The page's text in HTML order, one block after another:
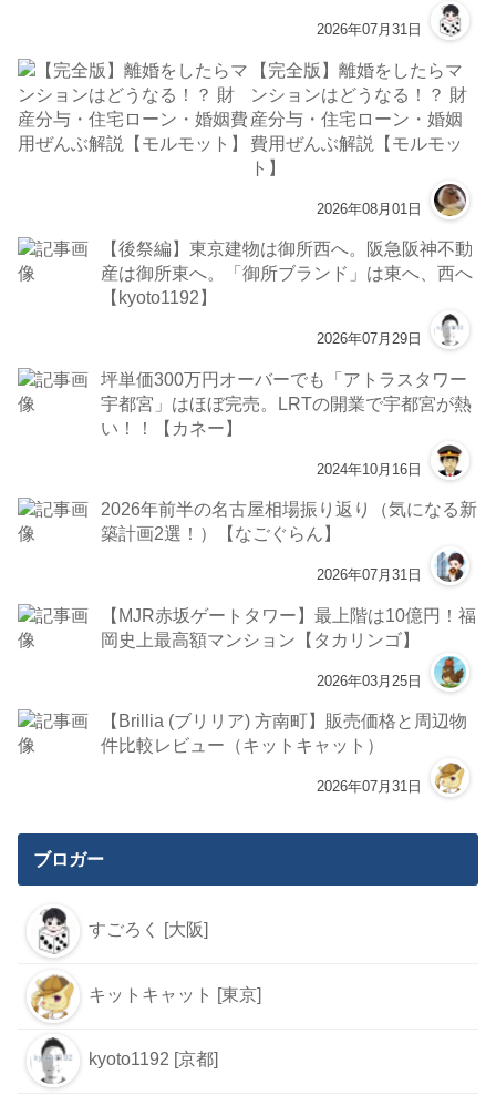
2026年07月31日
【完全版】離婚をしたらマ
ンションはどうなる！？ 財
産分与・住宅ローン・婚姻
費用ぜんぶ解説【モルモッ
ト】
2026年08月01日
【後祭編】東京建物は御所西へ。阪急阪神不動
産は御所東へ。「御所ブランド」は東へ、西へ
【kyoto1192】
2026年07月29日
坪単価300万円オーバーでも「アトラスタワー
宇都宮」はほぼ完売。LRTの開業で宇都宮が熱
い！！【カネー】
2024年10月16日
2026年前半の名古屋相場振り返り（気になる新
築計画2選！）【なごぐらん】
2026年07月31日
【MJR赤坂ゲートタワー】最上階は10億円！福
岡史上最高額マンション【タカリンゴ】
2026年03月25日
【Brillia (ブリリア) 方南町】販売価格と周辺物
件比較レビュー（キットキャット）
2026年07月31日
ブロガー
すごろく [大阪]
キットキャット [東京]
kyoto1192 [京都]